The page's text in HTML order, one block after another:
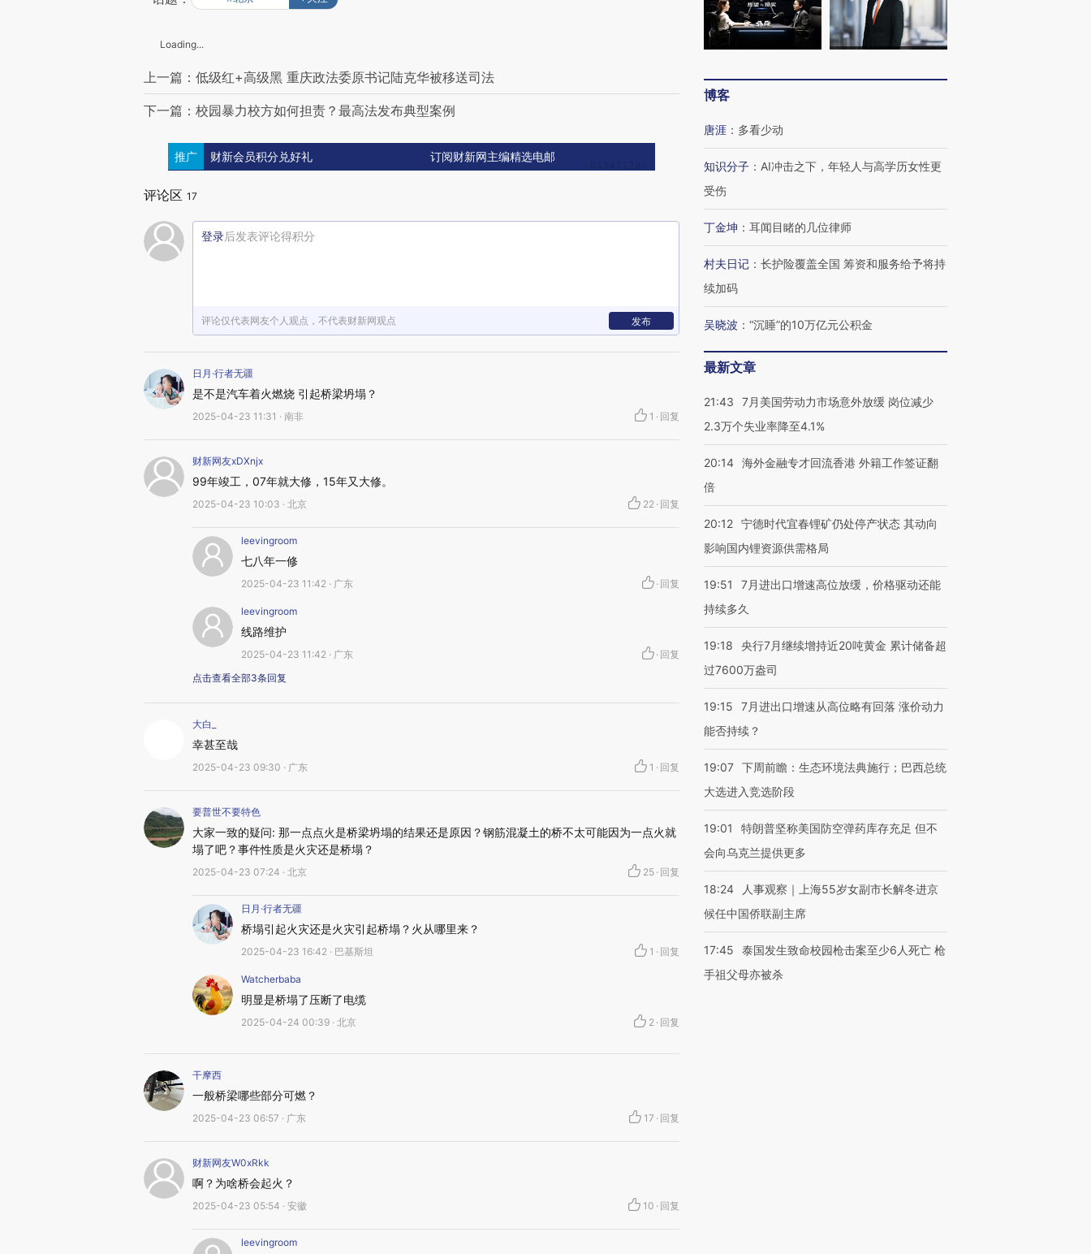
Loading...
上一篇：低级红+高级黑 重庆政法委原书记陆克华被移送司法
下一篇：校园暴力校方如何担责？最高法发布典型案例
推广 财新会员积分兑好礼 订阅财新网主编精选电邮
评论区 17
登录后发表评论得积分
评论仅代表网友个人观点，不代表财新网观点 发布
日月·行者无疆
是不是汽车着火燃烧 引起桥梁坍塌？
2025-04-23 11:31 · 南非 1 · 回复
财新网友xDXnjx
99年竣工，07年就大修，15年又大修。
2025-04-23 10:03 · 北京 22 · 回复
leevingroom
七八年一修
2025-04-23 11:42 · 广东 · 回复
leevingroom
线路维护
2025-04-23 11:42 · 广东 · 回复
点击查看全部3条回复
大白_
幸甚至哉
2025-04-23 09:30 · 广东 1 · 回复
要普世不要特色
大家一致的疑问: 那一点点火是桥梁坍塌的结果还是原因？钢筋混凝土的桥不太可能因为一点火就
塌了吧？事件性质是火灾还是桥塌？
2025-04-23 07:24 · 北京 25 · 回复
日月·行者无疆
桥塌引起火灾还是火灾引起桥塌？火从哪里来？
2025-04-23 16:42 · 巴基斯坦 1 · 回复
Watcherbaba
明显是桥塌了压断了电缆
2025-04-24 00:39 · 北京 2 · 回复
干摩西
一般桥梁哪些部分可燃？
2025-04-23 06:57 · 广东 17 · 回复
财新网友W0xRkk
啊？为啥桥会起火？
2025-04-23 05:54 · 安徽 10 · 回复
leevingroom
博客
唐涯 ： 多看少动
知识分子 ： AI冲击之下，年轻人与高学历女性更
受伤
丁金坤 ： 耳闻目睹的几位律师
村夫日记 ： 长护险覆盖全国 筹资和服务给予将持
续加码
吴晓波 ： “沉睡”的10万亿元公积金
最新文章
21:43
7月美国劳动力市场意外放缓 岗位减少
2.3万个失业率降至4.1%
20:14 海外金融专才回流香港 外籍工作签证翻
倍
20:12 宁德时代宜春锂矿仍处停产状态 其动向
影响国内锂资源供需格局
19:51
7月进出口增速高位放缓，价格驱动还能
持续多久
19:18
央行7月继续增持近20吨黄金 累计储备超
过7600万盎司
19:15
7月进出口增速从高位略有回落 涨价动力
能否持续？
19:07 下周前瞻：生态环境法典施行；巴西总统
大选进入竞选阶段
19:01
特朗普坚称美国防空弹药库存充足 但不
会向乌克兰提供更多
18:24
人事观察｜上海55岁女副市长解冬进京
候任中国侨联副主席
17:45
泰国发生致命校园枪击案至少6人死亡 枪
手祖父母亦被杀